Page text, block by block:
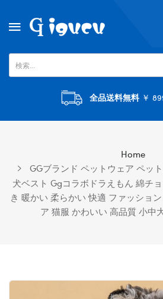
全品送料無料￥
Home
GGブランド ペットウェア ペッ
犬ベスト Ggコラボドラえもん 綿チ
き 暖かい 柔らかい 快適 ファッショ
ア 猫服 かわいい 高品質 小中